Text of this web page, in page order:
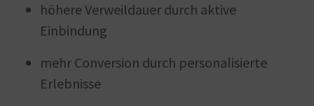
höhere Verweildauer durch aktive
Einbindung
mehr Conversion durch personalisierte
Erlebnisse